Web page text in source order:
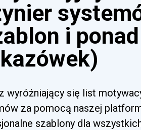
i
wyróżniający się list
za pomocą naszej
szablony dla